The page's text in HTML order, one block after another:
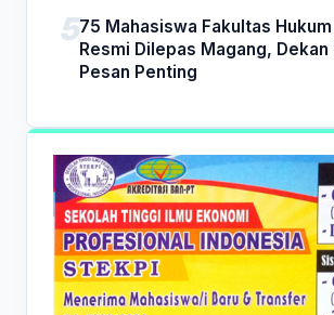
75 Mahasiswa Fakultas Hukum
Resmi Dilepas Magang,
Pesan Penting